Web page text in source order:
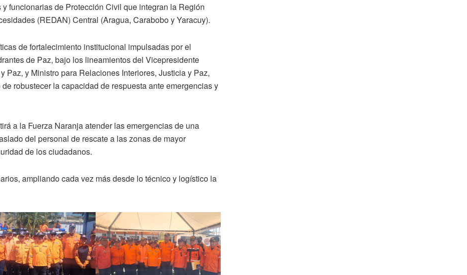
funcionarias de Protección Civil que integran la Región
(REDAN) Central (Aragua, Carabobo y Yaracuy).
de fortalecimiento institucional impulsadas por el
de Paz, bajo los lineamientos del Vicepresidente
y Ministro para Relaciones Interiores, Justicia y Paz,
robustecer la capacidad de respuesta ante emergencias y
a la Fuerza Naranja atender las emergencias de una
del personal de rescate a las zonas de mayor
de los ciudadanos.
ampliando cada vez más desde lo técnico y logístico la